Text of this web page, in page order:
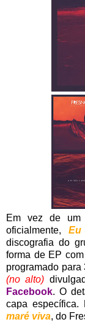
Em vez de um
oficialmente,
discografia do
forma de EP
programado
(no alto)
Facebook. O
capa
maré viva, do